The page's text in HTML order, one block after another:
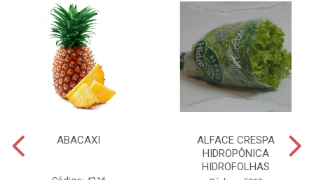
ABACAXI
ALFACE CRESPA
HIDROPÔNICA
HIDROFOLHAS